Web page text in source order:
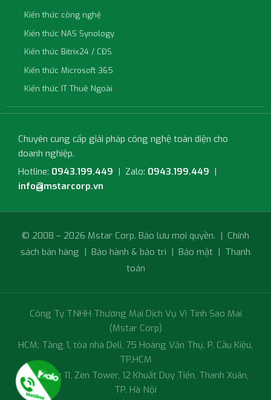
Kiến thức công nghệ
Kiến thức NAS Synology
Kiến thức Bitrix24 / CĐS
Kiến thức Microsoft 365
Kiến thức IT Thuê Ngoài
Chuyên cung cấp giải pháp công nghệ toàn diện cho
doanh nghiệp.
Hotline: 0943.199.449 | Zalo: 0943.199.449 |
info@mstarcorp.vn
© 2008 – 2026 Mstar Corp. Bảo lưu mọi quyền. | Chính
sách bán hàng | Bảo hành & bảo trì | Bảo mật | Thanh
toán
Công Ty TNHH Thương Mại Dịch Vụ Vi Tính Sao Mai
(Mstar Corp)
HCM: Tầng 1, tòa nhà Deli, 75 Hoàng Văn Thụ, P. Cầu Kiệu,
TP.HCM
HN: Tầng 11, Zen Tower, 12 Khuất Duy Tiến, Thanh Xuân,
TP. Hà Nội